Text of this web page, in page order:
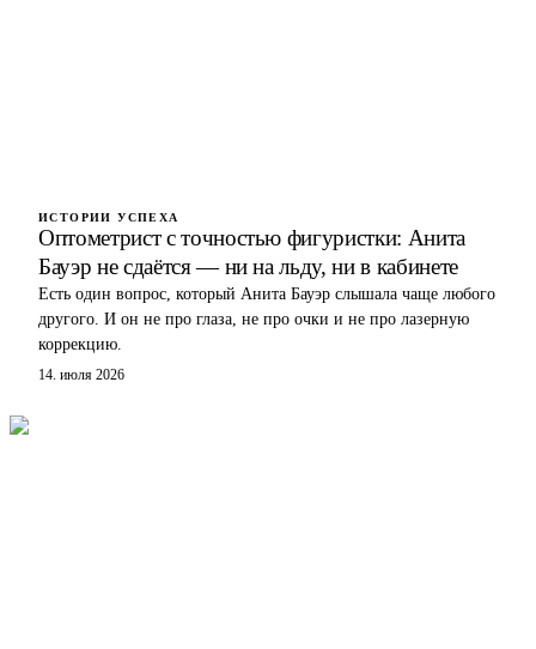
ИСТОРИИ УСПЕХА
Оптометрист с точностью фигуристки: Анита
Бауэр не сдаётся — ни на льду, ни в кабинете
Есть один вопрос, который Анита Бауэр слышала чаще любого
другого. И он не про глаза, не про очки и не про лазерную
коррекцию.
14. июля 2026